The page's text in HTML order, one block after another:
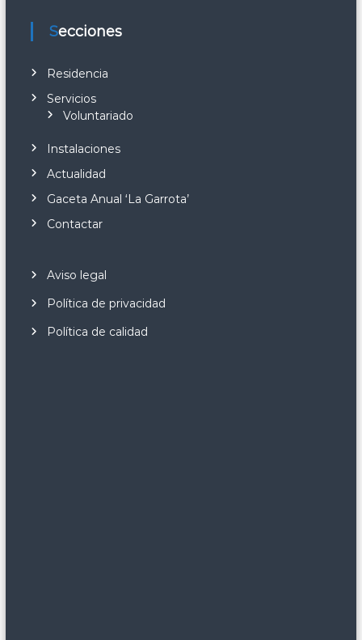
Secciones
Residencia
Servicios
Voluntariado
Instalaciones
Actualidad
Gaceta Anual ‘La Garrota’
Contactar
Aviso legal
Política de privacidad
Política de calidad